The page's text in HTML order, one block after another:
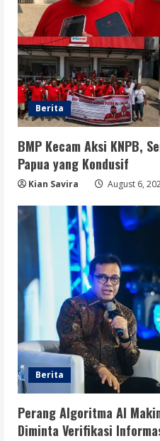
Berita
BMP Kecam Aksi KNPB,
Papua yang Kondusif
Kian Savira August 6,
Berita
Perang Algoritma AI
Diminta Verifikasi